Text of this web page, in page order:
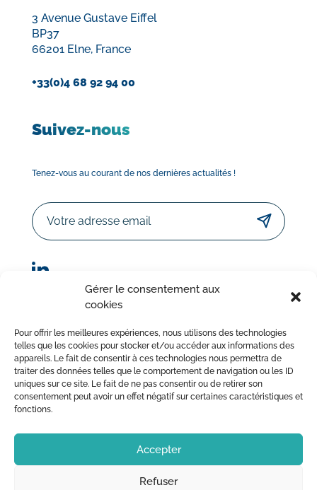
Gérer le consentement aux
cookies
Pour offrir les meilleures expériences, nous utilisons des technologies
telles que les cookies pour stocker et/ou accéder aux informations des
appareils. Le fait de consentir à ces technologies nous permettra de
traiter des données telles que le comportement de navigation ou les ID
uniques sur ce site. Le fait de ne pas consentir ou de retirer son
consentement peut avoir un effet négatif sur certaines caractéristiques et
fonctions.
Accepter
Refuser
3 Avenue Gustave Eiffel
BP37
66201 Elne, France
+33(0)4 68 92 94 00
Suivez-nous
Tenez-vous au courant de nos dernières actualités !
Email
© Sorodist 2023 – Tous droits réservés | Réalisation :
AttrapTemps|Mentions légales|Politique de confidentialité
|Conditions Générales de Vente